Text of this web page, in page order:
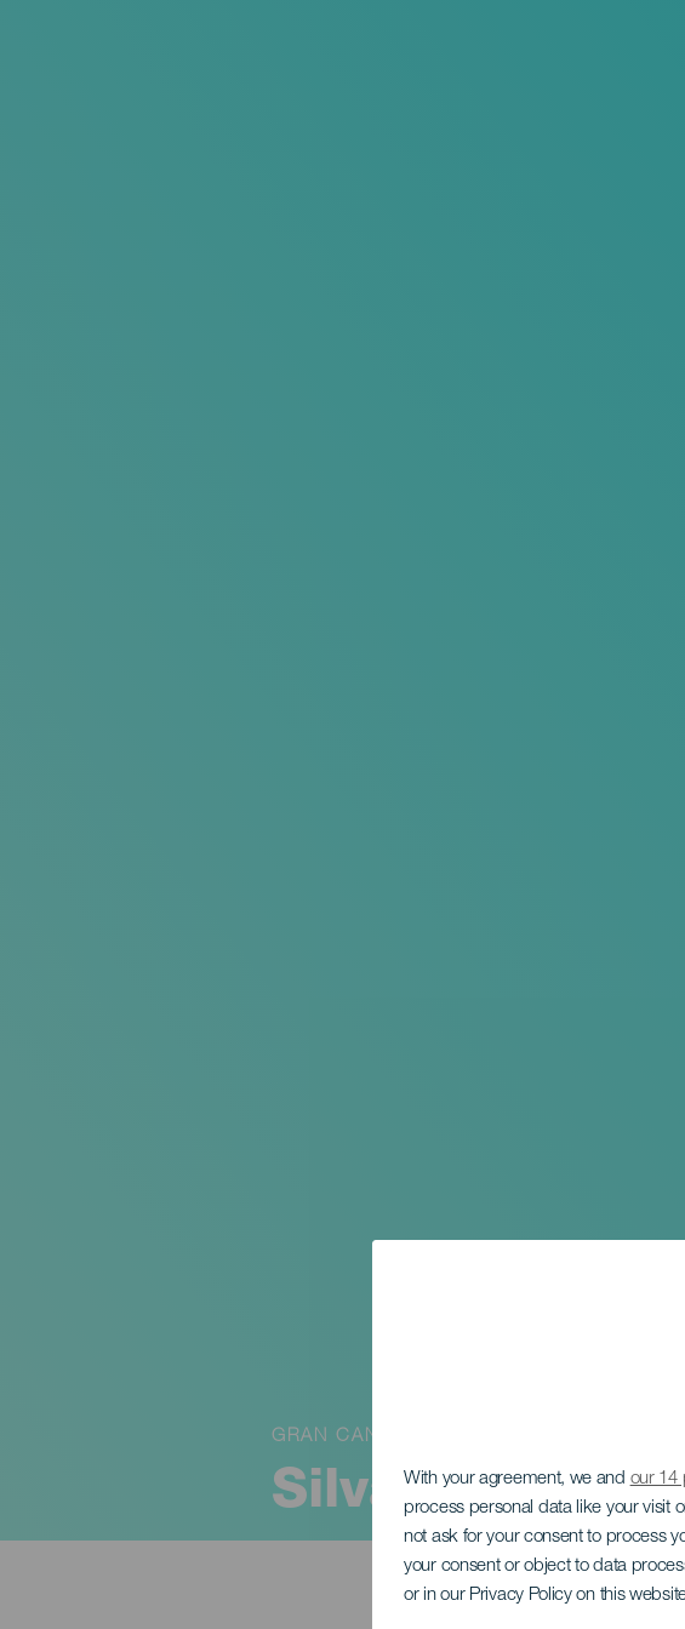
With your agreement, we and our 14
process personal data like your visit
not ask for your consent to process
your consent or object to data
or in our Privacy Policy on this
Silvana
GRAN CANARIA